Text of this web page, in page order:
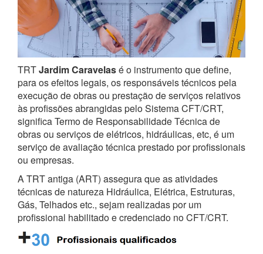
TRTJardim Caravelasé o instrumento que define,
para os efeitos legais, os responsáveis técnicos pela
execução de obras ou prestação de serviços relativos
às profissões abrangidas pelo Sistema CFT/CRT,
significa Termo de Responsabilidade Técnica de
obras ou serviços de elétricos, hidráulicas, etc, é um
serviço de avaliação técnica prestado por profissionais
ou empresas.
A TRT antiga (ART) assegura que as atividades
técnicas de natureza Hidráulica, Elétrica, Estruturas,
Gás, Telhados etc., sejam realizadas por um
profissional habilitado e credenciado no CFT/CRT.